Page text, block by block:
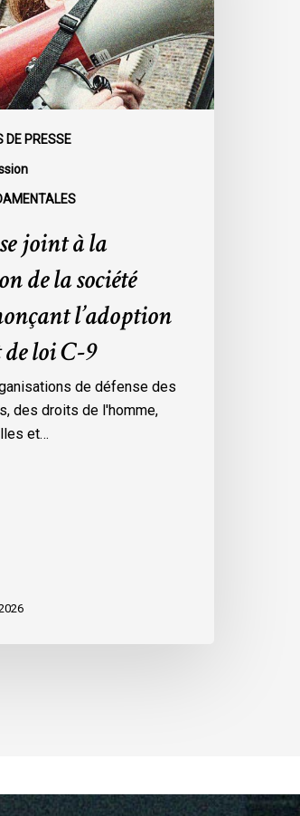
DE PRESSE
joint à la
de la société
l’adoption
loi C-9
de défense des
des droits de l'homme,
et…